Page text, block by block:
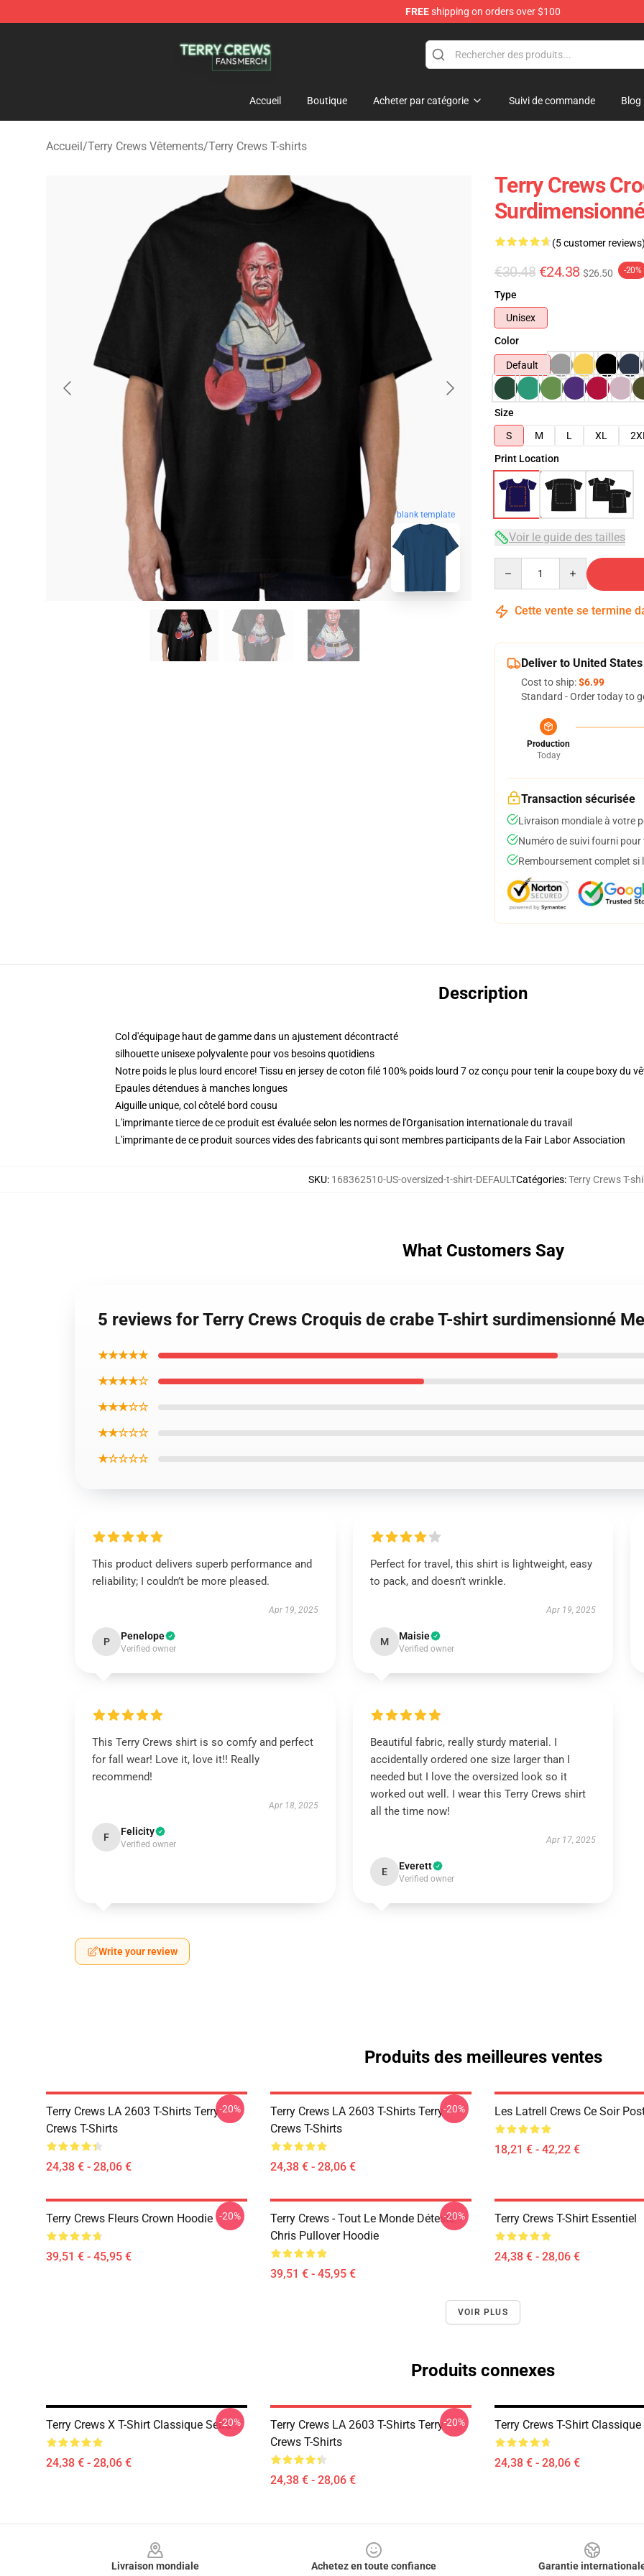
FREEshipping on orders over $100
Accueil Boutique Acheter par catégorie Suivi de commande Blog
Accueil/Terry Crews Vêtements/Terry Crews T-shirts
blank template
Terry Crews
(5 customer reviews)
€30.48 €24.38 $26.50 -20%
Type
Unisex
Color
Default
Size
S
M L XL 2XL
Print Location
Voir le guide des tailles
Cette vente se termine
Deliver to United States
Cost to ship:$6.99
Standard - Order today to
Production
Today
Transaction sécurisée
Livraison mondiale à votre
Numéro de suivi fourni pour
Remboursement complet si
Description
Col d'équipage haut de gamme dans un ajustement décontracté
silhouette unisexe polyvalente pour vos besoins quotidiens
Notre poids le plus lourd encore! Tissu en jersey de coton filé 100% poids lourd 7 oz conçu pour tenir la coupe boxy du
Epaules détendues à manches longues
Aiguille unique, col côtelé bord cousu
L'imprimante tierce de ce produit est évaluée selon les normes de l'Organisation internationale du travail
L'imprimante de ce produit sources vides des fabricants qui sont membres participants de la Fair Labor Association
SKU: 168362510-US-oversized-t-shirt-DEFAULTCatégories:Terry Crews T-
What Customers Say
5 reviews for Terry Crews Croquis de crabe T-shirt surdimensionné
★★★★★
★★★★☆
★★★☆☆
★★☆☆☆
★☆☆☆☆
This product delivers superb performance and
reliability; I couldn’t be more pleased.
Apr 19, 2025
P Penelope
Verified owner
Perfect for travel, this shirt is lightweight, easy
to pack, and doesn’t wrinkle.
Apr 19, 2025
M Maisie
Verified owner
This Terry Crews shirt is so comfy and perfect
for fall wear! Love it, love it!! Really
recommend!
Apr 18, 2025
F Felicity
Verified owner
Beautiful fabric, really sturdy material. I
accidentally ordered one size larger than I
needed but I love the oversized look so it
worked out well. I wear this Terry Crews shirt
all the time now!
Apr 17, 2025
E Everett
Verified owner
Write your review
Produits des meilleures ventes
Terry Crews LA 2603 T-Shirts Terry
Crews T-Shirts
24,38 € - 28,06 €
-20%
Terry Crews LA 2603 T-Shirts Terry
Crews T-Shirts
24,38 € - 28,06 €
-20% Les Latrell Crews Ce Soir
18,21 € - 42,22 €
Terry Crews Fleurs Crown Hoodie
39,51 € - 45,95 €
-20%
Terry Crews - Tout Le Monde Déteste
Chris Pullover Hoodie
39,51 € - 45,95 €
-20% Terry Crews T-Shirt Essentiel
24,38 € - 28,06 €
VOIR PLUS
Produits connexes
Terry Crews X T-Shirt Classique Seba
24,38 € - 28,06 €
-20%
Terry Crews LA 2603 T-Shirts Terry
Crews T-Shirts
24,38 € - 28,06 €
-20% Terry Crews T-Shirt
24,38 € - 28,06 €
Livraison mondiale
Achetez en toute confiance
Garantie